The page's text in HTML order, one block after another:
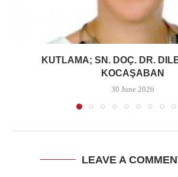
KUTLAMA; SN. DOÇ. DR.
KOCAŞABAN
30 June 2026
LEAVE A